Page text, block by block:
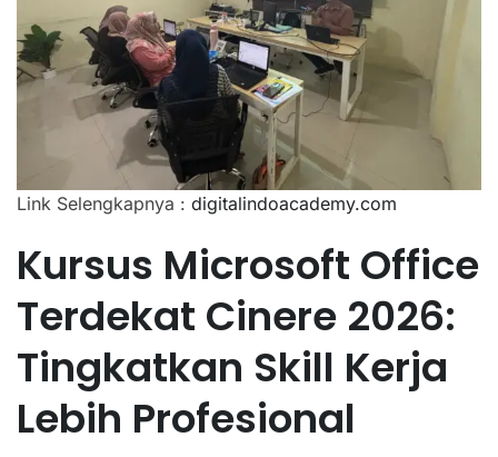
Link Selengkapnya : digitalindoacademy.com
Kursus Microsoft Office
Terdekat Cinere 2026:
Tingkatkan Skill Kerja
Lebih Profesional